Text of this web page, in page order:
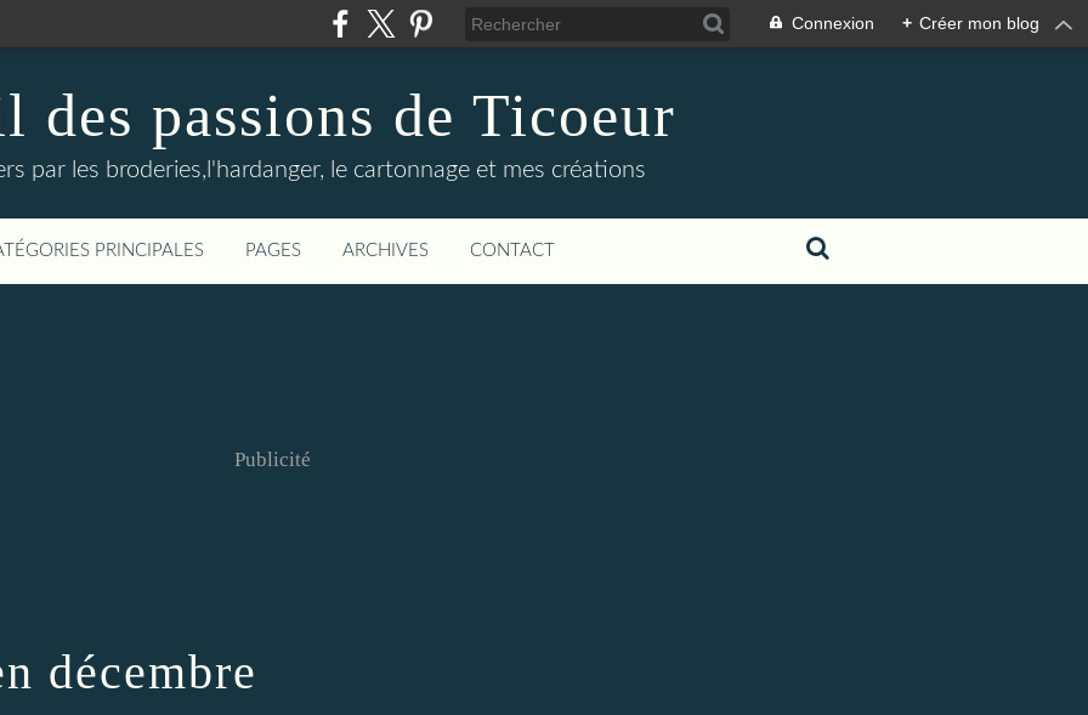
Connexion + Créer mon blog
des passions de Ticoeur
par les broderies,l'hardanger, le cartonnage et mes créations
PRINCIPALES PAGES ARCHIVES CONTACT
Publicité
décembre